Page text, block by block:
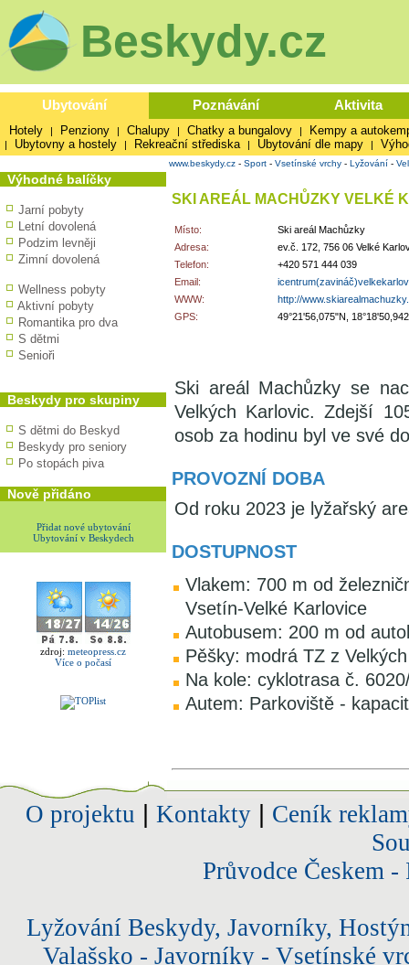
Beskydy.cz
Ubytování Poznávání Aktivita
Hotely | Penziony | Chalupy | Chatky a bungalovy | Kempy a
| Ubytovny a hostely | Rekreační střediska | Ubytování dle mapy |
Výhodné balíčky
Jarní pobyty
Letní dovolená
Podzim levněji
Zimní dovolená
Wellness pobyty
Aktivní pobyty
Romantika pro dva
S dětmi
Senioři
Beskydy pro skupiny
S dětmi do Beskyd
Beskydy pro seniory
Po stopách piva
Nově přidáno
Přidat nové ubytování
Ubytování v Beskydech
zdroj: meteopress.cz
Více o počasí
www.beskydy.cz - Sport - Vsetínské vrchy - Lyžování -
SKI AREÁL MACHŮZKY VELKÉ
Místo:
Ski areál Machůzky
Adresa:
ev.č. 172, 756 06 Velké
Telefon:
+420 571 444 039
Email:
WWW:
http://
GPS:
49°21'56,075"N,
Ski areál Machůzky se
Velkých Karlovic. Zdejší
osob za hodinu byl ve své
PROVOZNÍ DOBA
Od roku 2023 je lyžařský
DOSTUPNOST
Vlakem: 700 m od
Vsetín-Velké Karlovice
Autobusem: 200 m od
Pěšky: modrá TZ z
Na kole: cyklotrasa č.
Autem: Parkoviště -
O projektu Kontakty| Ceník
Průvodce Českem
Lyžování Beskydy, Javorníky,
Valašsko - Javorníky - Vsetínské